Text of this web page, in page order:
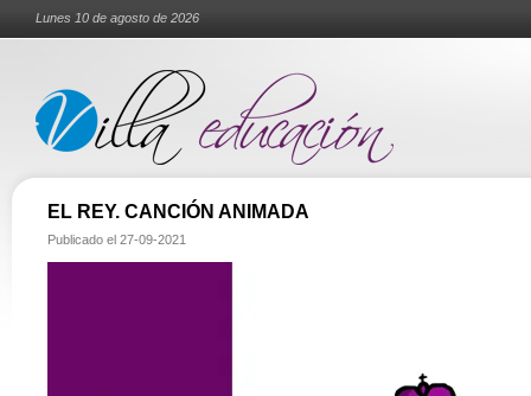
Lunes 10 de agosto de 2026
EL REY. CANCIÓN ANIMADA
Publicado el 27-09-2021